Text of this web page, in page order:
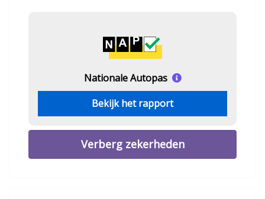
Nationale Autopas
Bekijk het rapport
Verberg zekerheden